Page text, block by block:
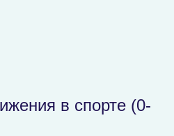
в спорте (0-